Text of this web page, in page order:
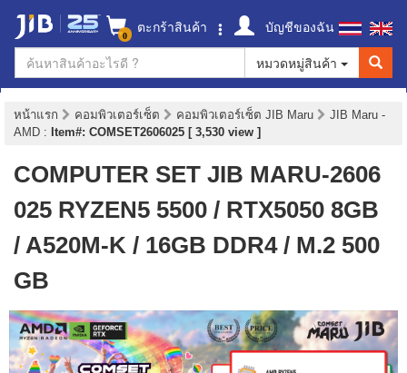
0 ตะกร้าสินค้า
บัญชีของฉัน
หมวดหมู่สินค้า
หน้าแรก คอมพิวเตอร์เซ็ต คอมพิวเตอร์เซ็ต JIB Maru
JIB Maru -
AMD : Item#: COMSET2606025 [ 3,530 view ]
COMPUTER SET JIB MARU-2606
025 RYZEN5 5500 / RTX5050 8GB
/ A520M-K / 16GB DDR4 / M.2 500
GB